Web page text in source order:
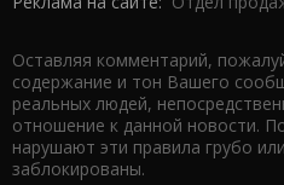
Оставляя комментарий,
содержание и тон Вашего
реальных людей,
отношение к данной новости.
нарушают эти правила грубо
заблокированы.